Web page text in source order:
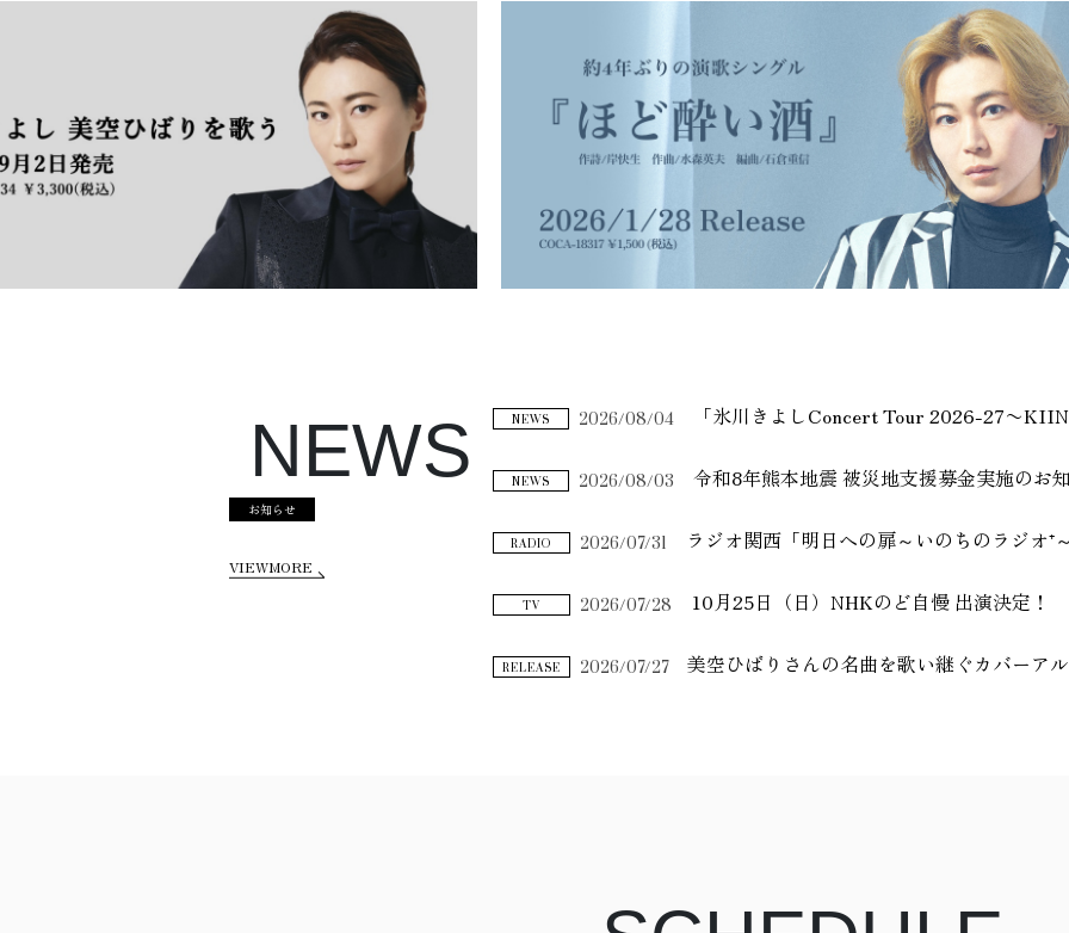
NEWS
お知らせ
VIEWMORE
NEWS 2026/08/04
NEWS 2026/08/03 令和8年熊本地震 被災地支援募金実施のお
RADIO 2026/07/31 ラジオ関西「明日への扉～いのちのラジオ⁺
TV 2026/07/28 10月25日（日）NHKのど自慢 出演決定！
RELEASE 2026/07/27 美空ひばりさんの名曲を歌い継ぐカバーア